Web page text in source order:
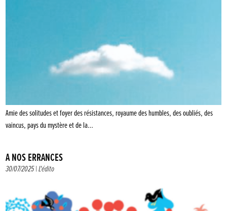
Amie des solitudes et foyer des résistances, royaume des humbles, des oubliés, des
vaincus, pays du mystère et de la…
À NOS ERRANCES
30/07/2025 |L'édito